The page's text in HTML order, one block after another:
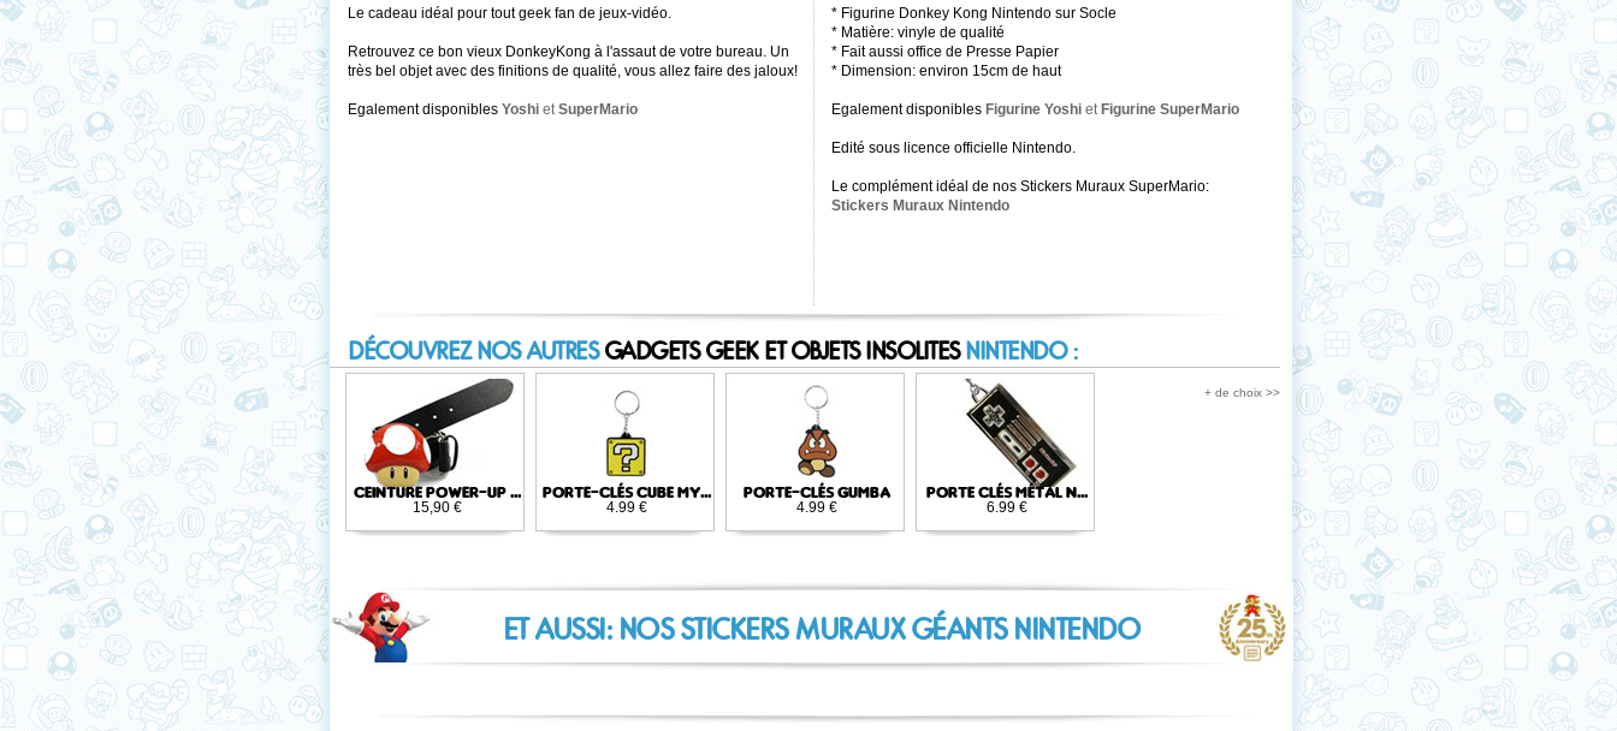
Le cadeau idéal pour tout geek fan de jeux-vidéo.
Retrouvez ce bon vieux DonkeyKong à l'assaut de votre bureau. Un
très bel objet avec des finitions de qualité, vous allez faire des jaloux!
Egalement disponibles Yoshi etSuperMario
* Figurine Donkey Kong Nintendo sur Socle
* Matière: vinyle de qualité
* Fait aussi office de Presse Papier
* Dimension: environ 15cm de haut
Egalement disponibles Figurine Yoshi et Figurine SuperMario
Edité sous licence officielle Nintendo.
Le complément idéal de nos Stickers Muraux SuperMario:
Stickers Muraux Nintendo
DÉCOUVREZ NOS AUTRESGADGETS GEEK ET OBJETS INSOLITESNINTENDO :
CEINTURE POWER-UP ...
15,90 €
PORTE-CLÉS CUBE MY...
4.99 €
PORTE-CLÉS GUMBA
4.99 €
PORTE CLÉS MÉTAL N...
6.99 €
+ de choix >>
ET AUSSI: NOS STICKERS MURAUX GÉANTS NINTENDO